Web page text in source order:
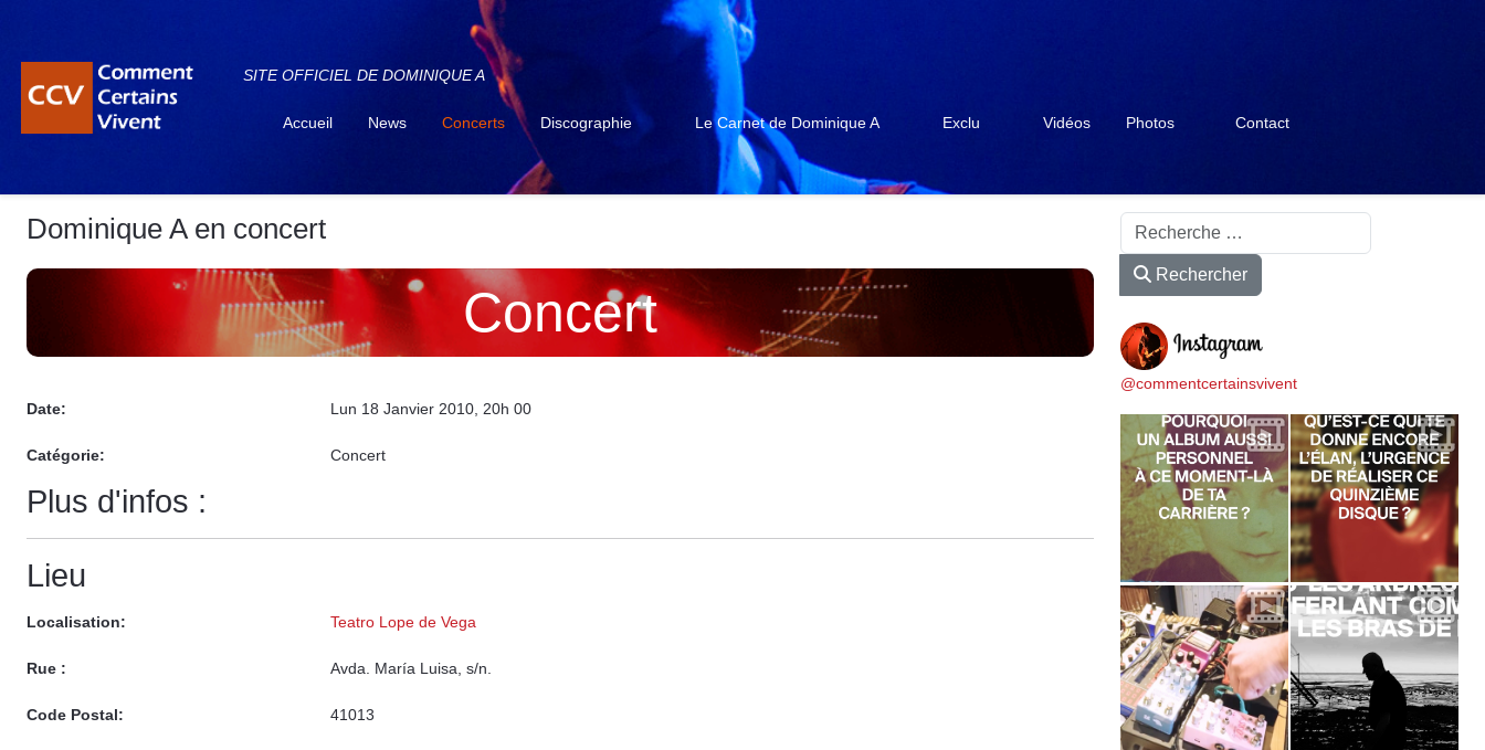
SITE OFFICIEL DE DOMINIQUE A
Accueil News Concerts Discographie Le Carnet de Dominique A Exclu Vidéos Photos Contact
Dominique A en concert
Concert
Date: Lun 18 Janvier 2010, 20h 00
Catégorie: Concert
Plus d'infos :
Lieu
Localisation: Teatro Lope de Vega
Rue : Avda. María Luisa, s/n.
Code Postal: 41013
Rechercher
Rechercher
@commentcertainsvivent